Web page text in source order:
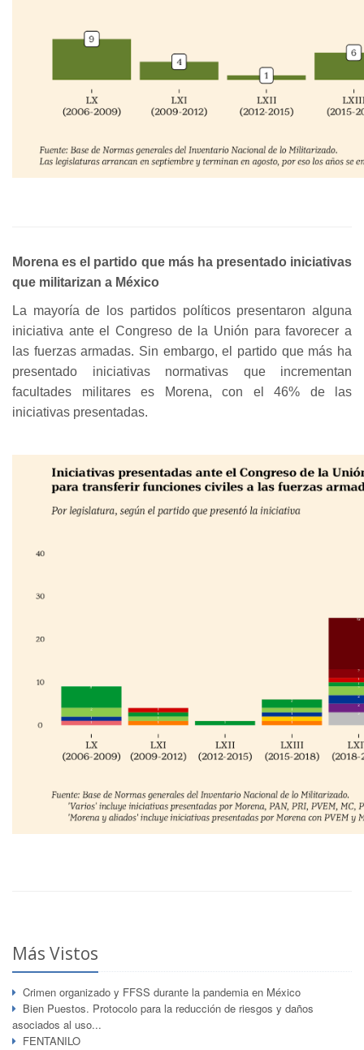
Morena es el partido que más ha presentado iniciativas
que militarizan a México
La mayoría de los partidos políticos presentaron alguna
iniciativa ante el Congreso de la Unión para favorecer a
las fuerzas armadas. Sin embargo, el partido que más ha
presentado iniciativas normativas que incrementan
facultades militares es Morena, con el 46% de las
iniciativas presentadas.
Más Vistos
Crimen organizado y FFSS durante la pandemia en México
Bien Puestos. Protocolo para la reducción de riesgos y daños
asociados al uso...
FENTANILO